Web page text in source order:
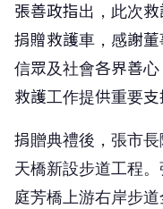
張善政指出，此次
捐贈救護車，感謝
信眾及社會各界善
救護工作提供重要支
捐贈典禮後，張市
天橋新設步道工程
庭芳橋上游右岸步